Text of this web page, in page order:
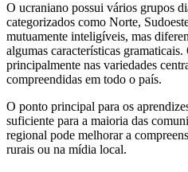
O ucraniano possui vários grupos
categorizados como Norte,
mutuamente inteligíveis, mas
algumas características
principalmente nas variedades
compreendidas em todo o país.
O ponto principal para os
suficiente para a maioria das
regional pode melhorar a
rurais ou na mídia local.